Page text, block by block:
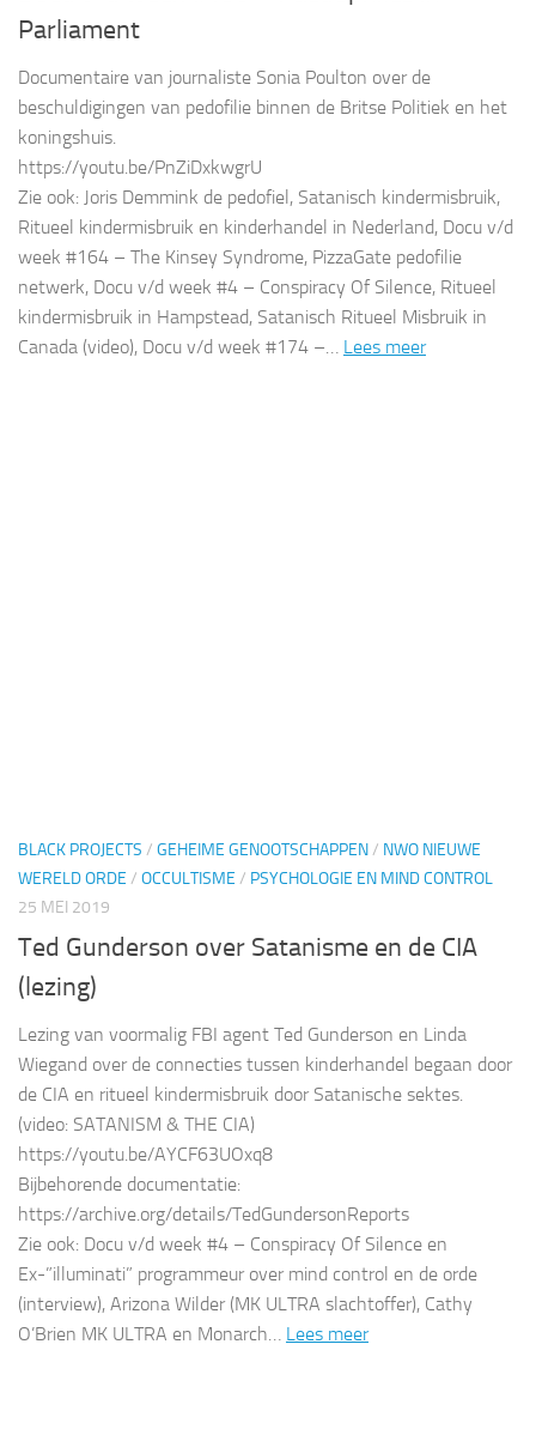
Parliament
Documentaire van journaliste Sonia Poulton over de
beschuldigingen van pedofilie binnen de Britse Politiek en het
koningshuis.
https://youtu.be/PnZiDxkwgrU
Zie ook: Joris Demmink de pedofiel, Satanisch kindermisbruik,
Ritueel kindermisbruik en kinderhandel in Nederland, Docu v/d
week #164 – The Kinsey Syndrome, PizzaGate pedofilie
netwerk, Docu v/d week #4 – Conspiracy Of Silence, Ritueel
kindermisbruik in Hampstead, Satanisch Ritueel Misbruik in
Canada (video), Docu v/d week #174 –… Lees meer
BLACK PROJECTS / GEHEIME GENOOTSCHAPPEN/ NWO NIEUWE
WERELD ORDE / OCCULTISME / PSYCHOLOGIE EN MIND CONTROL
25 MEI 2019
Ted Gunderson over Satanisme en de CIA
(lezing)
Lezing van voormalig FBI agent Ted Gunderson en Linda
Wiegand over de connecties tussen kinderhandel begaan door
de CIA en ritueel kindermisbruik door Satanische sektes.
(video: SATANISM & THE CIA)
https://youtu.be/AYCF63UOxq8
Bijbehorende documentatie:
https://archive.org/details/TedGundersonReports
Zie ook: Docu v/d week #4 – Conspiracy Of Silence en
Ex-”illuminati” programmeur over mind control en de orde
(interview), Arizona Wilder (MK ULTRA slachtoffer), Cathy
O’Brien MK ULTRA en Monarch… Lees meer